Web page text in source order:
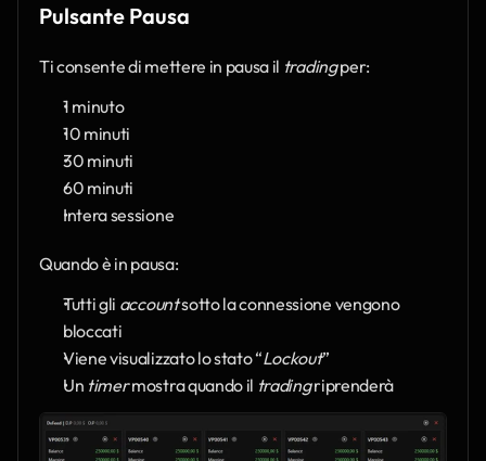
Pulsante Pausa
Ti consente di mettere in pausa il trading per:
1 minuto
10 minuti
30 minuti
60 minuti
Intera sessione
Quando è in pausa:
Tutti gli account sotto la connessione vengono
bloccati
Viene visualizzato lo stato “Lockout”
Un timer mostra quando il trading riprenderà